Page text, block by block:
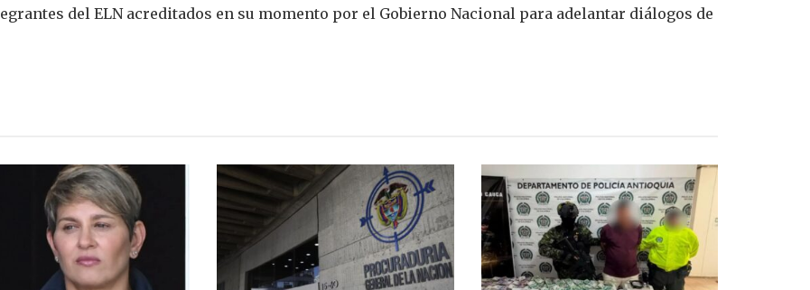
del ELN acreditados en su momento por el Gobierno Nacional para adelantar diálogos de